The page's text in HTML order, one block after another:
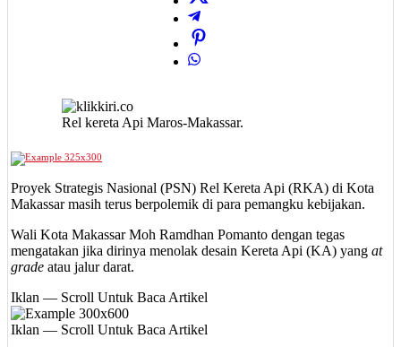
Rel kereta Api Maros-Makassar.
Proyek Strategis Nasional (PSN) Rel Kereta Api (RKA) di Kota
Makassar masih terus berpolemik di para pemangku kebijakan.
Wali Kota Makassar Moh Ramdhan Pomanto dengan tegas
mengatakan jika dirinya menolak desain Kereta Api (KA) yang at
grade atau jalur darat.
Iklan — Scroll Untuk Baca Artikel
Iklan — Scroll Untuk Baca Artikel